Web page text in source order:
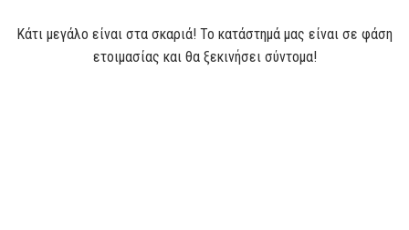
Κάτι μεγάλο είναι στα σκαριά! Το κατάστημά μας είναι σε φάση
ετοιμασίας και θα ξεκινήσει σύντομα!